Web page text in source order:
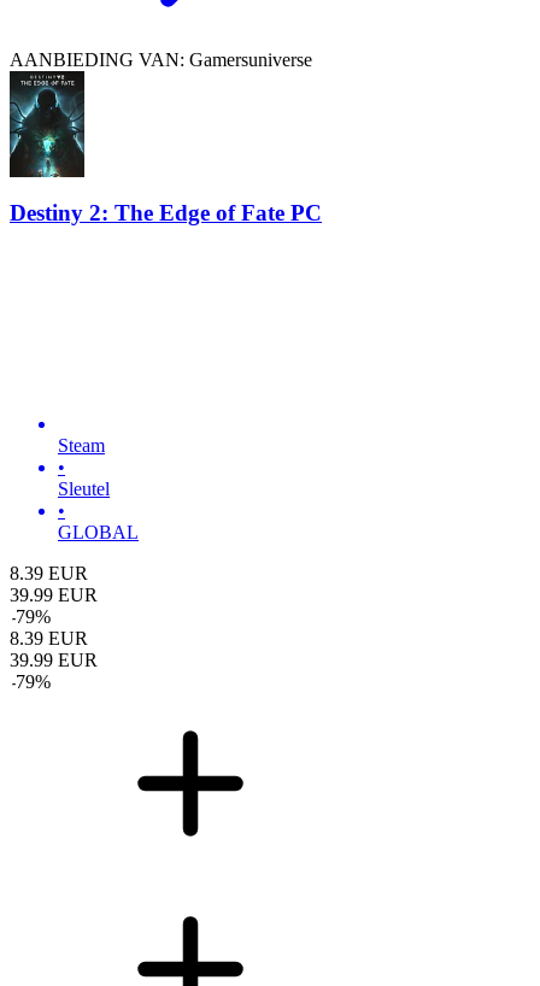
AANBIEDING VAN: Gamersuniverse
Destiny 2: The Edge of Fate PC
Steam
•
Sleutel
•
GLOBAL
8.39 EUR
39.99 EUR
-79%
8.39 EUR
39.99 EUR
-79%